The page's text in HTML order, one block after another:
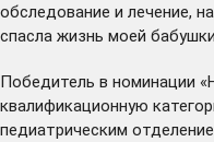
обследование и лечение,
спасла жизнь моей
Победитель в номинации
квалификационную
педиатрическим